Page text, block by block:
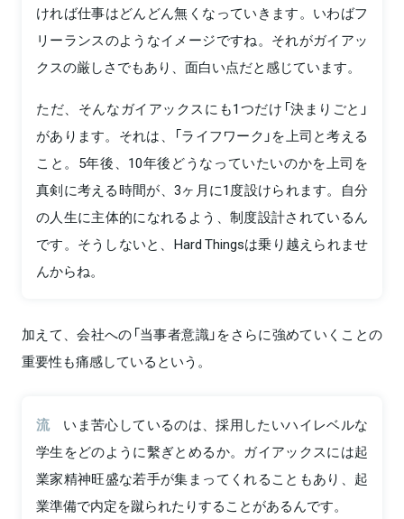
ければ仕事はどんどん無くなっていきます。いわばフ
リーランスのようなイメージですね。それがガイアッ
クスの厳しさでもあり、面白い点だと感じています。
ただ、そんなガイアックスにも1つだけ「決まりごと」
があります。それは、「ライフワーク」を上司と考える
こと。5年後、10年後どうなっていたいのかを上司を
真剣に考える時間が、3ヶ月に1度設けられます。自分
の人生に主体的になれるよう、制度設計されているん
です。そうしないと、Hard Thingsは乗り越えられませ
んからね。
加えて、会社への「当事者意識」をさらに強めていくことの
重要性も痛感しているという。
流
いま苦心しているのは、採用したいハイレベルな
学生をどのように繫ぎとめるか。ガイアックスには起
業家精神旺盛な若手が集まってくれることもあり、起
業準備で内定を蹴られたりすることがあるんです。